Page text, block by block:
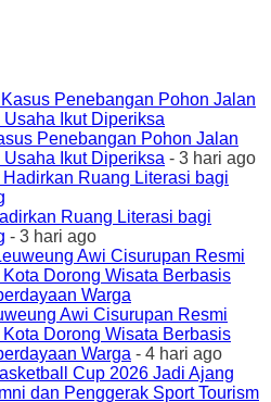
Penebangan Pohon Jalan
Ikut Diperiksa - 3 hari ago
Ruang Literasi bagi
- 3 hari ago
Awi Cisurupan Resmi
Dorong Wisata Berbasis
Warga - 4 hari ago